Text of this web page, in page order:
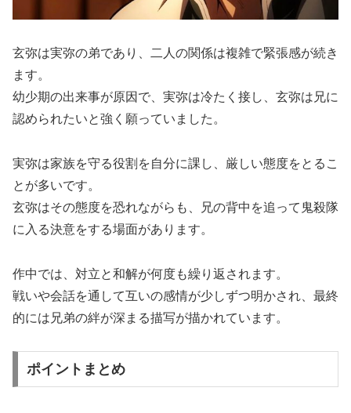
玄弥は実弥の弟であり、二人の関係は複雑で緊張感が続き
ます。
幼少期の出来事が原因で、実弥は冷たく接し、玄弥は兄に
認められたいと強く願っていました。
実弥は家族を守る役割を自分に課し、厳しい態度をとるこ
とが多いです。
玄弥はその態度を恐れながらも、兄の背中を追って鬼殺隊
に入る決意をする場面があります。
作中では、対立と和解が何度も繰り返されます。
戦いや会話を通して互いの感情が少しずつ明かされ、最終
的には兄弟の絆が深まる描写が描かれています。
ポイントまとめ